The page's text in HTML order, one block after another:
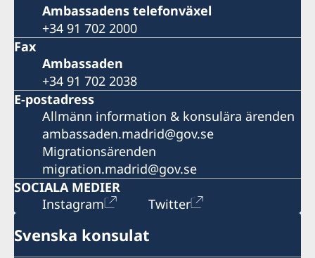
Ambassadens telefonväxel
+34 91 702 2000
Fax
Ambassaden
+34 91 702 2038
E-postadress
Allmänn information & konsulära ärenden
ambassaden.madrid@gov.se
Migrationsärenden
migration.madrid@gov.se
SOCIALA MEDIER
Instagram
Twitter
Svenska konsulat